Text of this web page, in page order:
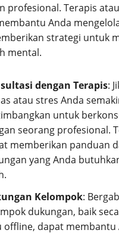
profesional. Terapis
Anda
strategi untuk
mental.
dengan Terapis:
atau stres Anda
untuk
seorang profesional.
memberikan panduan
yang Anda
Kelompok:
dukungan, baik
offline, dapat membantu